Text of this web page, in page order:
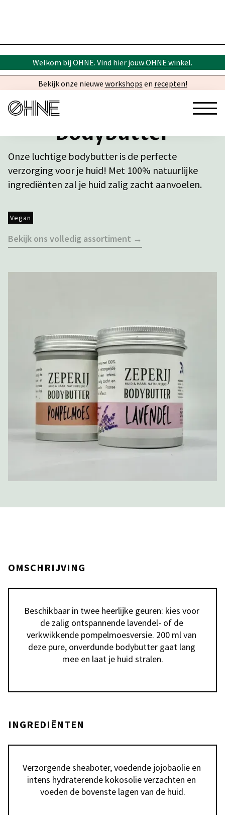
Welkom bij OHNE. Vind hier jouw OHNE winkel.
Bekijk onze nieuwe workshops en recepten!
Bodybutter
Onze luchtige bodybutter is de perfecte
verzorging voor je huid! Met 100% natuurlijke
ingrediënten zal je huid zalig zacht aanvoelen.
Vegan
Bekijk ons volledig assortiment →
OMSCHRIJVING
Beschikbaar in twee heerlijke geuren: kies voor
de zalig ontspannende lavendel- of de
verkwikkende pompelmoesversie. 200 ml van
deze pure, onverdunde bodybutter gaat lang
mee en laat je huid stralen.
INGREDIËNTEN
Verzorgende sheaboter, voedende jojobaolie en
intens hydraterende kokosolie verzachten en
voeden de bovenste lagen van de huid.